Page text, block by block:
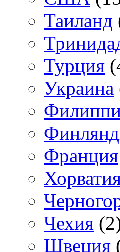
Таиланд
Турция
Украина
Франция
Чехия
Швеция